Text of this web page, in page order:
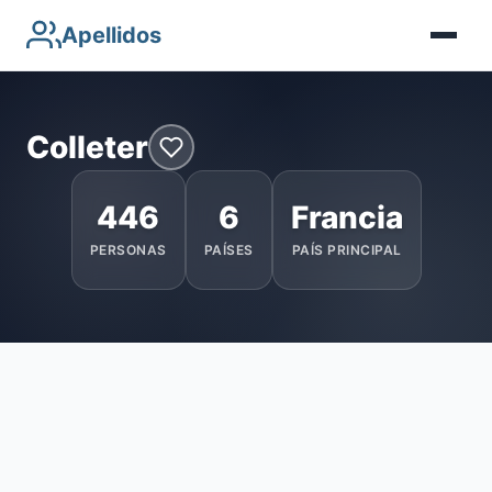
Apellidos
Colleter
446
PERSONAS
6
PAÍSES
Francia
PAÍS PRINCIPAL